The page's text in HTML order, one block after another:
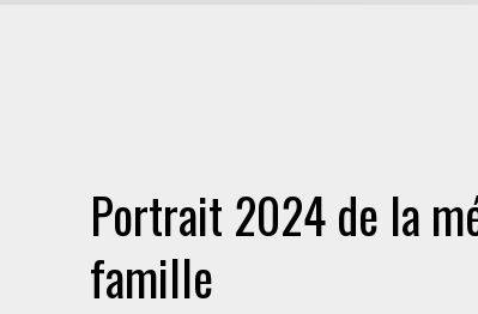
Portrait 2024 de la
famille